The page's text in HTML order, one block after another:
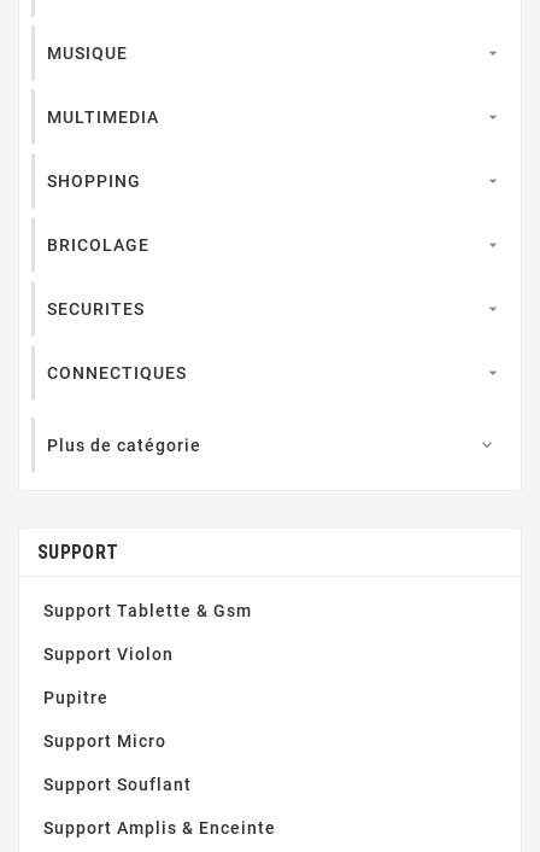
MUSIQUE 
MULTIMEDIA 
SHOPPING 
BRICOLAGE 
SECURITES 
CONNECTIQUES 
Plus de catégorie 
SUPPORT
Support Tablette & Gsm
Support Violon
Pupitre
Support Micro
Support Souflant
Support Amplis & Enceinte